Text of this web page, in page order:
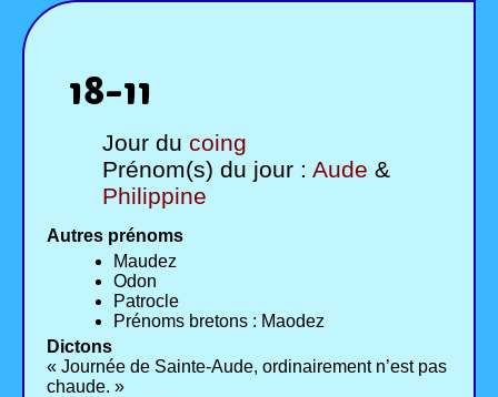
18-11
Jour du coing
Prénom(s) du jour : Aude &
Philippine
Autres prénoms
Maudez
Odon
Patrocle
Prénoms bretons : Maodez
Dictons
« Journée de Sainte-Aude, ordinairement n’est pas
chaude. »